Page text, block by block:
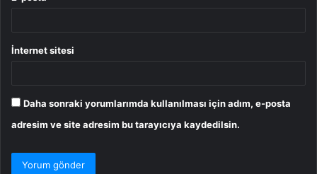
İnternet sitesi
Daha sonraki yorumlarımda kullanılması için adım, e-posta
adresim ve site adresim bu tarayıcıya kaydedilsin.